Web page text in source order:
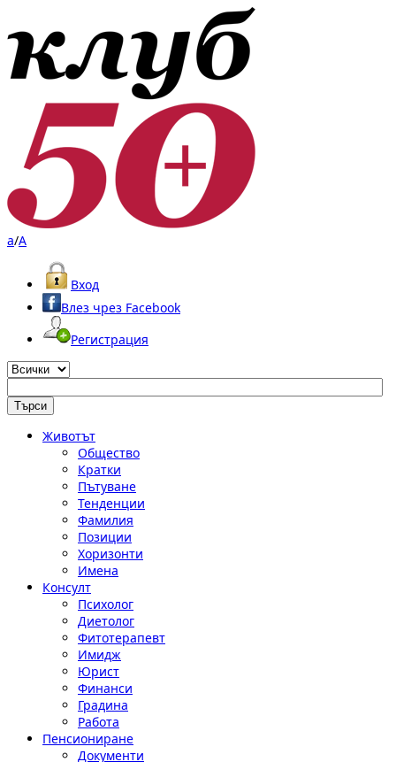
a/A
Вход
Влез чрез Facebook
Регистрация
Животът
Общество
Кратки
Пътуване
Тенденции
Фамилия
Позиции
Хоризонти
Имена
Консулт
Психолог
Диетолог
Фитотерапевт
Имидж
Юрист
Финанси
Градина
Работа
Пенсиониране
Документи